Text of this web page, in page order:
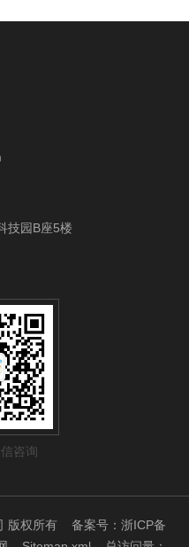
技园B座5楼
咨询
版权所有备案号：浙ICP备